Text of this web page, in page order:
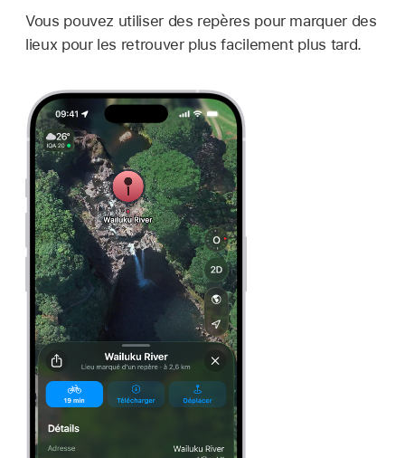
Vous pouvez utiliser des repères pour marquer des
lieux pour les retrouver plus facilement plus tard.